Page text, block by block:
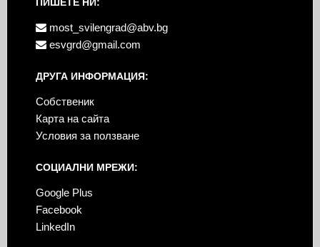
most_svilengrad@abv.bg
esvgrd@gmail.com
ДРУГА ИНФОРМАЦИЯ:
Собственик
Карта на сайта
Условия за ползване
СОЦИАЛНИ МРЕЖИ:
Google Plus
Facebook
LinkedIn